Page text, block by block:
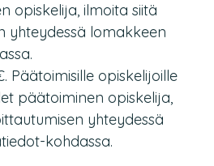
opiskelija, ilmoita siitä
yhteydessä lomakkeen
Päätoimisille opiskelijoille
päätoiminen opiskelija,
yhteydessä
kohdassa.